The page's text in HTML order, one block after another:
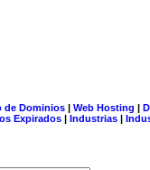
de Dominios| Web Hosting |
Expirados | Industrias |